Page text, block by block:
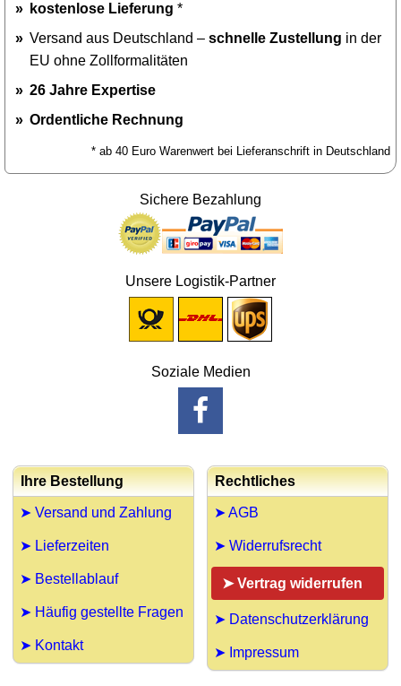
kostenlose Lieferung *
Versand aus Deutschland – schnelle Zustellung in der
EU ohne Zollformalitäten
26 Jahre Expertise
Ordentliche Rechnung
* ab 40 Euro Warenwert bei Lieferanschrift in Deutschland
Sichere Bezahlung
Unsere Logistik-Partner
Soziale Medien
Ihre Bestellung
➤ Versand und Zahlung
➤ Lieferzeiten
➤ Bestellablauf
➤ Häufig gestellte Fragen
➤ Kontakt
Rechtliches
➤ AGB
➤ Widerrufsrecht
➤ Vertrag widerrufen
➤ Datenschutzerklärung
➤ Impressum